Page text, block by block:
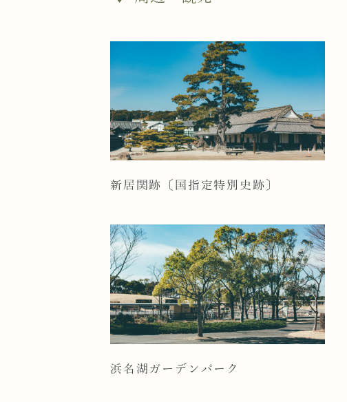
新居関跡〔国指定特別史跡〕
浜名湖ガーデンパーク